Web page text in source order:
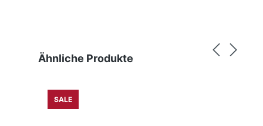
Produktgalerie überspringen
Ähnliche Produkte
SALE